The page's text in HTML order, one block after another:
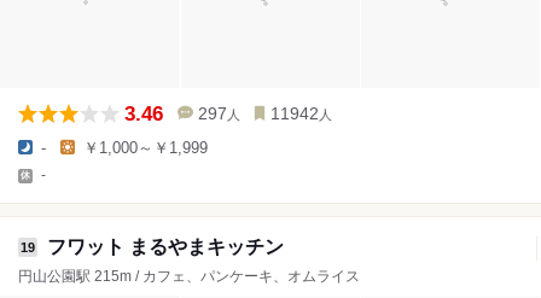
3.46 297 人 11942 人
- ￥1,000～￥1,999
-
19 フワット まるやまキッチン
円山公園駅 215m / カフェ、パンケーキ、オムライス